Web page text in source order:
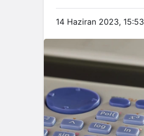
14 Haziran 2023, 15:53